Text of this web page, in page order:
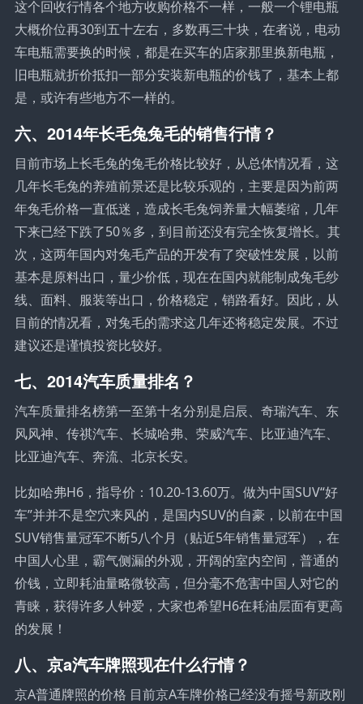
这个回收行情各个地方收购价格不一样，一般一个锂电瓶
大概价位再30到五十左右，多数再三十块，在者说，电动
车电瓶需要换的时候，都是在买车的店家那里换新电瓶，
旧电瓶就折价抵扣一部分安装新电瓶的价钱了，基本上都
是，或许有些地方不一样的。
六、2014年长毛兔兔毛的销售行情？
目前市场上长毛兔的兔毛价格比较好，从总体情况看，这
几年长毛兔的养殖前景还是比较乐观的，主要是因为前两
年兔毛价格一直低迷，造成长毛兔饲养量大幅萎缩，几年
下来已经下跌了50％多，到目前还没有完全恢复增长。其
次，这两年国内对兔毛产品的开发有了突破性发展，以前
基本是原料出口，量少价低，现在在国内就能制成兔毛纱
线、面料、服装等出口，价格稳定，销路看好。因此，从
目前的情况看，对兔毛的需求这几年还将稳定发展。不过
建议还是谨慎投资比较好。
七、2014汽车质量排名？
汽车质量排名榜第一至第十名分别是启辰、奇瑞汽车、东
风风神、传祺汽车、长城哈弗、荣威汽车、比亚迪汽车、
比亚迪汽车、奔流、北京长安。
比如哈弗H6，指导价：10.20-13.60万。做为中国SUV“好
车”并并不是空穴来风的，是国内SUV的自豪，以前在中国
SUV销售量冠军不断5八个月（贴近5年销售量冠军），在
中国人心里，霸气侧漏的外观，开阔的室内空间，普通的
价钱，立即耗油量略微较高，但分毫不危害中国人对它的
青睐，获得许多人钟爱，大家也希望H6在耗油层面有更高
的发展！
八、京a汽车牌照现在什么行情？
京A普通牌照的价格 目前京A车牌价格已经没有摇号新政刚